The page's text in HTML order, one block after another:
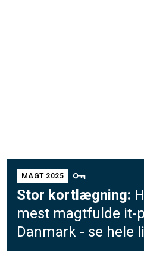
MAGT 2025
Stor kortlægning:
mest magtfulde it-
Danmark - se hele